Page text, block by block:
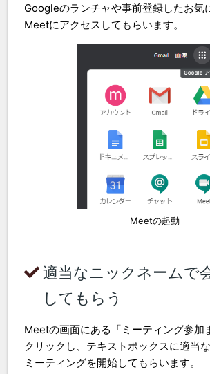
Googleのランチャや事前登録したお気
Meetにアクセスしてもらいます。
Meetの起動
適当なニックネームで
してもらう
Meetの画面にある「ミーティング参加
クリックし、テキストボックスに適当
ミーティングを開始してもらいます。